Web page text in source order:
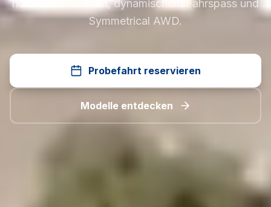
höchster Sicherheit, dynamischem Fahrspass und
Symmetrical AWD.
Probefahrt reservieren
Modelle entdecken